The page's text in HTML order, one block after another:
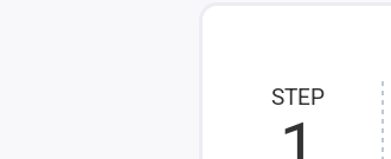
STEP